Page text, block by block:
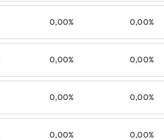
0,00% 0,00%
0,00% 0,00%
0,00% 0,00%
0,00% 0,00%